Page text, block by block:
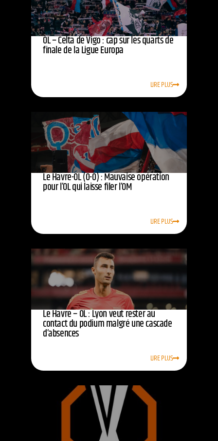
OL – Celta de Vigo : cap sur les quarts de
finale de la Ligue Europa
LIRE PLUS
Le Havre-OL (0-0) : Mauvaise opération
pour l’OL qui laisse filer l’OM
LIRE PLUS
Le Havre – OL : Lyon veut rester au
contact du podium malgré une cascade
d’absences
LIRE PLUS